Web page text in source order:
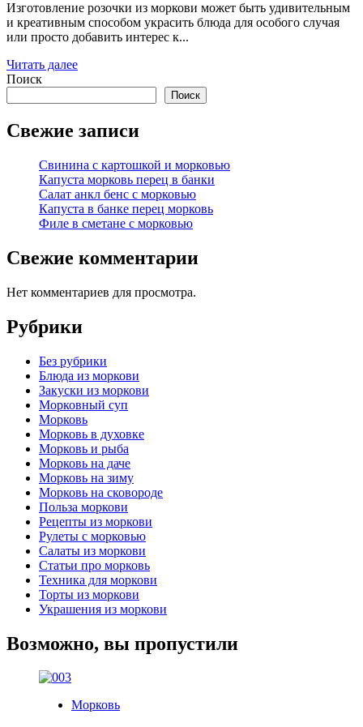
Изготовление розочки из моркови может быть удивительным
и креативным способом украсить блюда для особого случая
или просто добавить интерес к...
Читать далее
Поиск
Поиск
Свежие записи
Свинина с картошкой и морковью
Капуста морковь перец в банки
Салат анкл бенс с морковью
Капуста в банке перец морковь
Филе в сметане с морковью
Свежие комментарии
Нет комментариев для просмотра.
Рубрики
Без рубрики
Блюда из моркови
Закуски из моркови
Морковный суп
Морковь
Морковь в духовке
Морковь и рыба
Морковь на даче
Морковь на зиму
Морковь на сковороде
Польза моркови
Рецепты из моркови
Рулеты с морковью
Салаты из моркови
Статьи про морковь
Техника для моркови
Торты из моркови
Украшения из моркови
Возможно, вы пропустили
Морковь